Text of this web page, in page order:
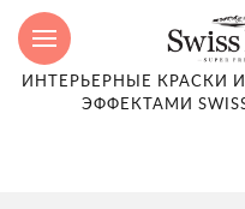
ИНТЕРЬЕРНЫЕ КРАСКИ
ЭФФЕКТАМИ